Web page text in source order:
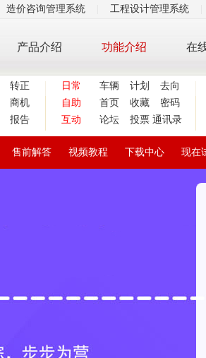
造价咨询管理系统 工程设计管理系统
产品介绍 功能介绍 在
转正
商机
报告
日常 车辆 计划
去向
自助
首页 收藏
密码
互动
论坛 投票 通讯录
售前解答 视频教程 下载中心 现在